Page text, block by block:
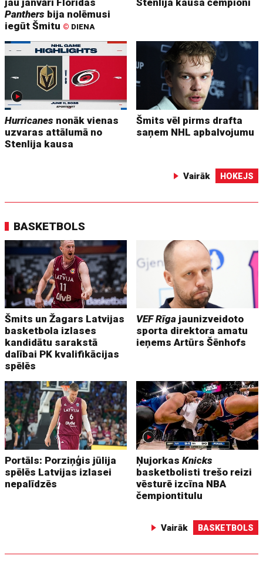
Panthers bija nolēmusi
iegūt Šmitu © DIENA
Hurricanes nonāk vienas
uzvaras attālumā no
Stenlija kausa
Šmits vēl pirms drafta
saņem NHL apbalvojumu
Vairāk HOKEJS
BASKETBOLS
Šmits un Žagars Latvijas
basketbola izlases
kandidātu sarakstā
dalībai PK kvalifikācijas
spēlēs
VEF Rīga jaunizveidoto
sporta direktora amatu
ieņems Artūrs Šēnhofs
Portāls: Porziņģis jūlija
spēlēs Latvijas izlasei
nepalīdzēs
ŅujorkasKnicks
basketbolisti trešo reizi
vēsturē izcīna NBA
čempiontitulu
Vairāk BASKETBOLS